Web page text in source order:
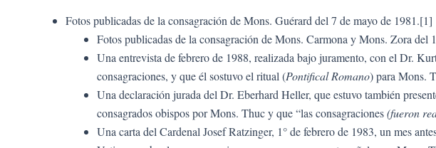
Fotos publicadas de la consagración de Mons. Guérard del 7 de mayo de 1981.[1]
Fotos publicadas de la consagración de Mons. Carmona y Mons. Zora del
Una entrevista de febrero de 1988, realizada bajo juramento, con el Dr.
consagraciones, y que él sostuvo el ritual (Pontifical Romano) para Mons.
Una declaración jurada del Dr. Eberhard Heller, que estuvo también
consagrados obispos por Mons. Thuc y que “las consagraciones(fueron
Una carta del Cardenal Josef Ratzinger, 1° de febrero de 1983, un mes